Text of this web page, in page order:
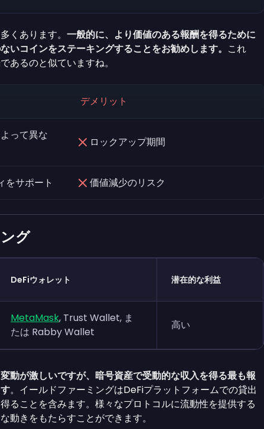
くあります。 一般的に、より価値のある報酬を得るために
いコインをステーキングすることをお勧めします。 これ
あるのと似ていますね。
デメリット
って異な
ロックアップ期間
をサポート 価値減少のリスク
グ
DeFiウォレット 潜在的な利益
MetaMask, Trust Wallet, ま
たは Rabby Wallet
高い
動が激しいですが、暗号資産で受動的な収入を得る最も報
。イールドファーミングはDeFiプラットフォームでの貸出
ることを含みます。様々なプロトコルに流動性を提供する
動きをもたらすことができます。